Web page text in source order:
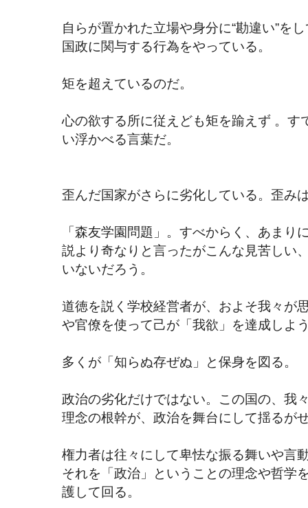
自らが置かれた立場や身分に“勘違い”を
国政に関与する行為をやっている。
矩を超えているのだ。
心の欲する所に従えども矩を踰えず 。
い浮かべる言葉だ。
歪んだ国家がさらに劣化している。歪み
「森友学園問題」。すべからく、あま
説より奇なりと言ったがこんな見苦しい
いないだろう。
道徳を説く学校経営者が、およそ我々が
や官僚を使って己が「我欲」を達成しよ
多くが「知らぬ存ぜぬ」と保身を図る。
政治の劣化だけではない。この国の、我
理念の根幹が、政治を舞台にして揺るが
権力者は往々にして卑怯な振る舞いや言
それを「政治」ということの理念や哲学
護して回る。